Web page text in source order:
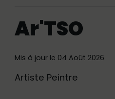
Ar'TSO
Mis à jour le 04 Août 2026
Artiste Peintre